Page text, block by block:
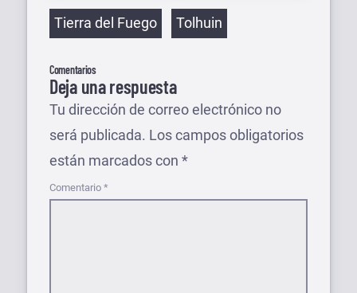
Etiquetas
Tierra del Fuego Tolhuin
Comentarios
Deja una respuesta
Tu dirección de correo electrónico no
será publicada. Los campos obligatorios
están marcados con *
Comentario *